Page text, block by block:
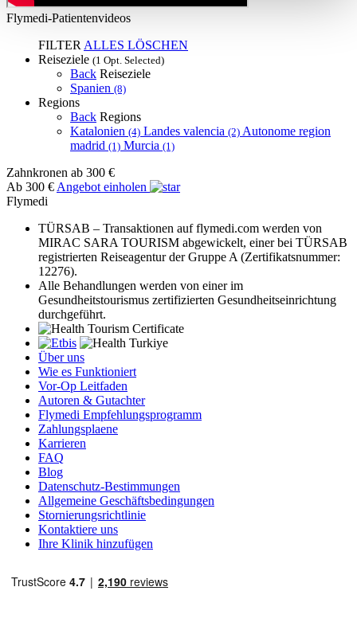
Flymedi-Patientenvideos
FILTER ALLES LÖSCHEN
Reiseziele (1 Opt. Selected)
Back Reiseziele
Spanien (8)
Regions
Back Regions
Katalonien (4) Landes valencia (2) Autonome region
madrid (1) Murcia (1)
Zahnkronen ab 300 €
Ab 300 € Angebot einholen
Flymedi
TÜRSAB – Transaktionen auf flymedi.com werden von
MIRAC SARA TOURISM abgewickelt, einer bei TÜRSAB
registrierten Reiseagentur der Gruppe A (Zertifikatsnummer:
12276).
Alle Behandlungen werden von einer im
Gesundheitstourismus zertifizierten Gesundheitseinrichtung
durchgeführt.
Über uns
Wie es Funktioniert
Vor-Op Leitfaden
Autoren & Gutachter
Flymedi Empfehlungsprogramm
Zahlungsplaene
Karrieren
FAQ
Blog
Datenschutz-Bestimmungen
Allgemeine Geschäftsbedingungen
Stornierungsrichtlinie
Kontaktiere uns
Ihre Klinik hinzufügen